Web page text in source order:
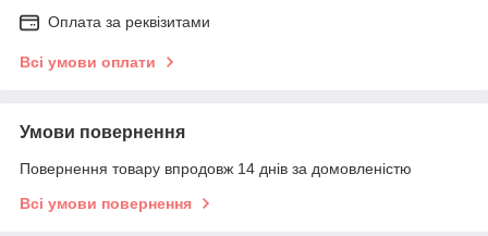
Оплата за реквізитами
Всі умови оплати
Умови повернення
Повернення товару впродовж 14 днів за домовленістю
Всі умови повернення